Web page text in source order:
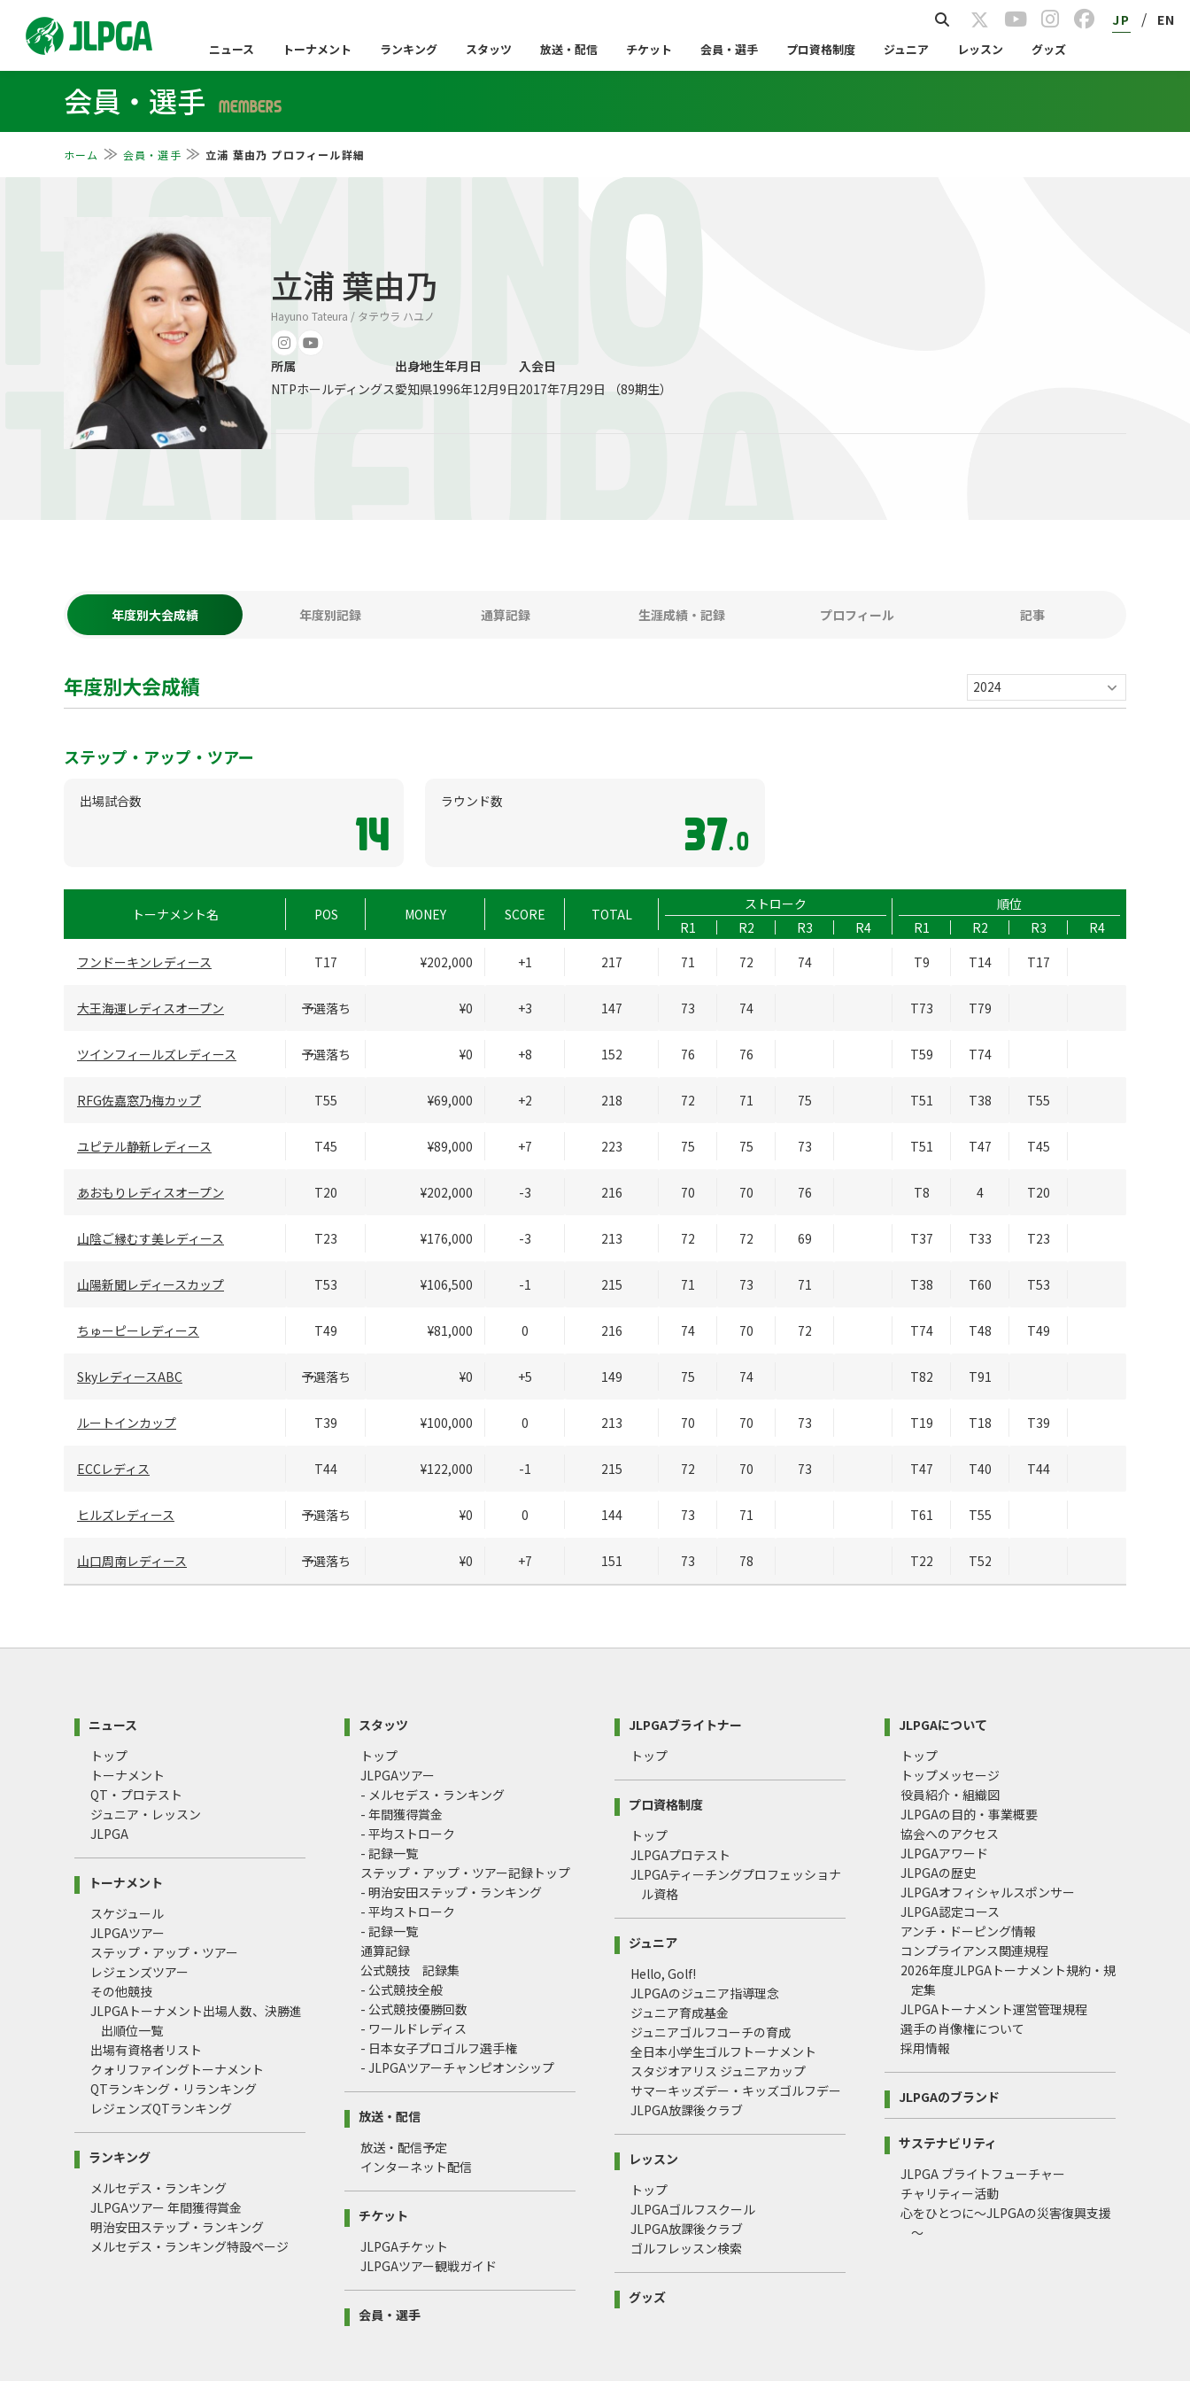
JP / EN
ニュース トーナメント ランキング スタッツ 放送・配信 チケット 会員・選手 プロ資格制度 ジュニア レッスン グッズ
会員・選手 MEMBERS
ホーム 会員・選手 立浦 葉由乃 プロフィール詳細
HAYUNO
TATEURA
立浦 葉由乃
Hayuno Tateura / タテウラ ハユノ
所属
NTPホールディングス
出身地
愛知県
生年月日
1996年12月9日
入会日
2017年7月29日 （89期生）
年度別大会成績 年度別記録 通算記録 生涯成績・記録 プロフィール 記事
年度別大会成績
ステップ・アップ・ツアー
出場試合数
14
ラウンド数
37.0
トーナメント名 POS MONEY SCORE TOTAL
ストローク
順位
R1
R2 R3 R4 R1 R2 R3
R4
フンドーキンレディース
T17 ¥202,000 +1 217 71 72 74 T9 T14 T17
大王海運レディスオープン 予選落ち ¥0 +3 147 73 74 T73 T79
ツインフィールズレディース 予選落ち ¥0 +8 152 76 76 T59 T74
RFG佐嘉窓乃梅カップ T55 ¥69,000 +2 218 72 71 75 T51 T38 T55
ユピテル静新レディース T45 ¥89,000 +7 223 75 75 73 T51 T47 T45
あおもりレディスオープン T20 ¥202,000 -3 216 70 70 76 T8 4 T20
山陰ご縁むす美レディース T23 ¥176,000 -3 213 72 72 69 T37 T33 T23
山陽新聞レディースカップ T53 ¥106,500 -1 215 71 73 71 T38 T60 T53
ちゅーピーレディース T49 ¥81,000 0 216 74 70 72 T74 T48 T49
SkyレディースABC 予選落ち ¥0 +5 149 75 74 T82 T91
ルートインカップ T39 ¥100,000 0 213 70 70 73 T19 T18 T39
ECCレディス T44 ¥122,000 -1 215 72 70 73 T47 T40 T44
ヒルズレディース 予選落ち ¥0 0 144 73 71 T61 T55
山口周南レディース 予選落ち ¥0 +7 151 73 78 T22 T52
ニュース
トップ
トーナメント
QT・プロテスト
ジュニア・レッスン
JLPGA
トーナメント
スケジュール
JLPGAツアー
ステップ・アップ・ツアー
レジェンズツアー
その他競技
JLPGAトーナメント出場人数、決勝進
出順位一覧
出場有資格者リスト
クォリファイングトーナメント
QTランキング・リランキング
レジェンズQTランキング
ランキング
メルセデス・ランキング
JLPGAツアー 年間獲得賞金
明治安田ステップ・ランキング
メルセデス・ランキング特設ページ
スタッツ
トップ
JLPGAツアー
- メルセデス・ランキング
- 年間獲得賞金
- 平均ストローク
- 記録一覧
ステップ・アップ・ツアー記録トップ
- 明治安田ステップ・ランキング
- 平均ストローク
- 記録一覧
通算記録
公式競技 記録集
- 公式競技全般
- 公式競技優勝回数
- ワールドレディス
- 日本女子プロゴルフ選手権
- JLPGAツアーチャンピオンシップ
放送・配信
放送・配信予定
インターネット配信
チケット
JLPGAチケット
JLPGAツアー観戦ガイド
会員・選手
JLPGAブライトナー
トップ
プロ資格制度
トップ
JLPGAプロテスト
JLPGAティーチングプロフェッショナ
ル資格
ジュニア
Hello, Golf!
JLPGAのジュニア指導理念
ジュニア育成基金
ジュニアゴルフコーチの育成
全日本小学生ゴルフトーナメント
スタジオアリス ジュニアカップ
サマーキッズデー・キッズゴルフデー
JLPGA放課後クラブ
レッスン
トップ
JLPGAゴルフスクール
JLPGA放課後クラブ
ゴルフレッスン検索
グッズ
JLPGAについて
トップ
トップメッセージ
役員紹介・組織図
JLPGAの目的・事業概要
協会へのアクセス
JLPGAアワード
JLPGAの歴史
JLPGAオフィシャルスポンサー
JLPGA認定コース
アンチ・ドーピング情報
コンプライアンス関連規程
2026年度JLPGAトーナメント規約・規
定集
JLPGAトーナメント運営管理規程
選手の肖像権について
採用情報
JLPGAのブランド
サステナビリティ
JLPGA ブライトフューチャー
チャリティー活動
心をひとつに～JLPGAの災害復興支援
～